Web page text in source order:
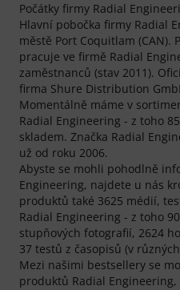
Počátky firmy Radial
Hlavní pobočka firmy Radial
městě Port Coquitlam (CAN).
pracuje ve firmě Radial
zaměstnanců (stav 2011).
firma Shure Distribution
Momentálně máme v
Radial Engineering - z toho
skladem. Značka Radial
už od roku 2006.
Abyste se mohli pohodlně
Engineering, najdete u nás
produktů také 3625 médií,
Radial Engineering - z toho
stupňových fotografií, 2624
37 testů z časopisů (v
Mezi našimi bestsellery se
produktů Radial